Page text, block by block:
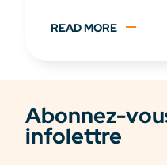
READ MORE
Abonnez-
infolettre